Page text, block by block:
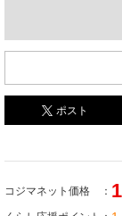
ポスト
コジマネット価格